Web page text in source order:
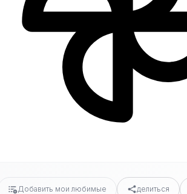
Добавить мои любимые делиться